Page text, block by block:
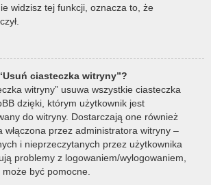
widzisz tej funkcji, oznacza to, że
ciasteczka witryny”?
witryny” usuwa wszystkie ciasteczka
dzięki, którym użytkownik jest
do witryny. Dostarczają one również
włączona przez administratora witryny –
i nieprzeczytanych przez użytkownika
problemy z logowaniem/wylogowaniem,
być pomocne.